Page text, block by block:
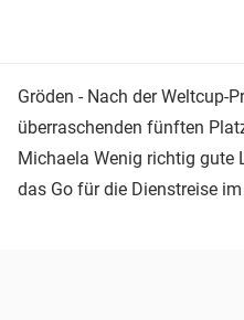
Gröden - Nach der Weltcup-
überraschenden fünften
Michaela Wenig richtig gute
das Go für die Dienstreise im